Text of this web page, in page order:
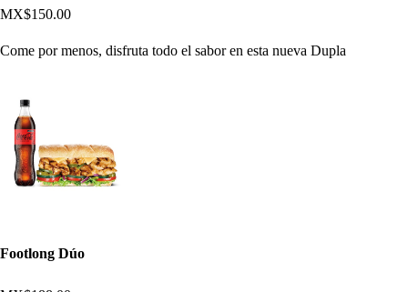
MX$150.00
Come por menos, disfruta todo el sabor en esta nueva Dupla
Footlong Dúo